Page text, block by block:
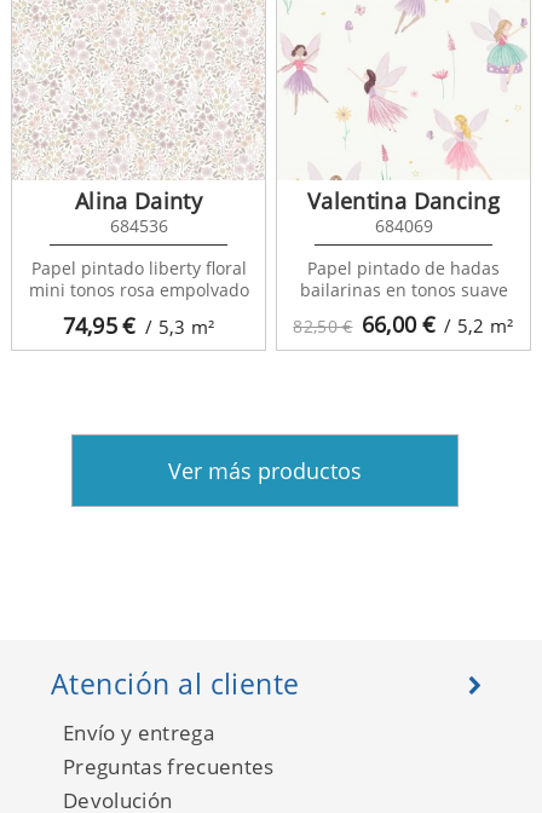
74,95€ / 5,3 m²
Alina Dainty
684536
Papel pintado liberty floral
mini tonos rosa empolvado
82,50 € 66,00€ / 5,2 m²
Valentina Dancing
684069
Papel pintado de hadas
bailarinas en tonos suave
Ver más productos
Atención al cliente
Envío y entrega
Preguntas frecuentes
Devolución